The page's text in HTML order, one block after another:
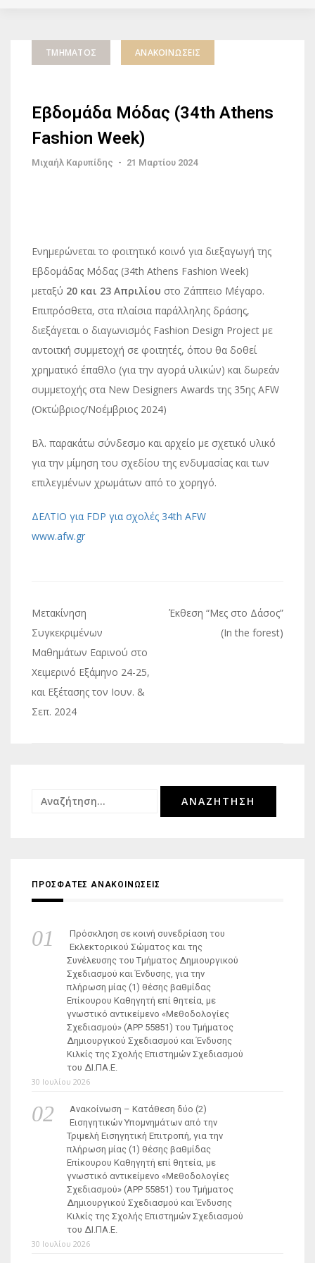
ΤΜΉΜΑΤΟΣ ΑΝΑΚΟΙΝΏΣΕΙΣ
Εβδομάδα Μόδας (34th Αthens
Fashion Week)
Μιχαήλ Καρυπίδης - 21 Μαρτίου 2024
Ενημερώνεται το φοιτητικό κοινό για διεξαγωγή της
Εβδομάδας Μόδας (34th Αthens Fashion Week)
μεταξύ 20 και 23 Απριλίου στο Ζάππειο Μέγαρο.
Επιπρόσθετα, στα πλαίσια παράλληλης δράσης,
διεξάγεται ο διαγωνισμός Fashion Design Project με
αντοιτκή συμμετοχή σε φοιτητές, όπου θα δοθεί
χρηματικό έπαθλο (για την αγορά υλικών) και δωρεάν
συμμετοχής στα New Designers Awards της 35ης AFW
(Οκτώβριος/Νοέμβριος 2024)
Βλ. παρακάτω σύνδεσμο και αρχείο με σχετικό υλικό
για την μίμηση του σχεδίου της ενδυμασίας και των
επιλεγμένων χρωμάτων από το χορηγό.
ΔΕΛΤΙΟ για FDP για σχολές 34th AFW
www.afw.gr
Πλοήγηση
άρθρων
Μετακίνηση
Συγκεκριμένων
Mαθημάτων Eαρινού στο
Xειμερινό Eξάμηνο 24-25,
και Εξέτασης τον Ιουν. &
Σεπ. 2024
Έκθεση “Μες στο Δάσος”
(In the forest)
Αναζήτηση
ΠΡΟΣΦΑΤΕΣ ΑΝΑΚΟΙΝΩΣΕΙΣ
Πρόσκληση σε κοινή συνεδρίαση του
Εκλεκτορικού Σώματος και της
Συνέλευσης του Τμήματος Δημιουργικού
Σχεδιασμού και Ένδυσης, για την
πλήρωση μίας (1) θέσης βαθμίδας
Επίκουρου Καθηγητή επί θητεία, με
γνωστικό αντικείμενο «Μεθοδολογίες
Σχεδιασμού» (ΑΡΡ 55851) του Τμήματος
Δημιουργικού Σχεδιασμού και Ένδυσης
Κιλκίς της Σχολής Επιστημών Σχεδιασμού
του ΔΙ.ΠΑ.Ε.
30 Ιουλίου 2026
Ανακοίνωση – Κατάθεση δύο (2)
Εισηγητικών Υπομνημάτων από την
Τριμελή Εισηγητική Επιτροπή, για την
πλήρωση μίας (1) θέσης βαθμίδας
Επίκουρου Καθηγητή επί θητεία, με
γνωστικό αντικείμενο «Μεθοδολογίες
Σχεδιασμού» (ΑΡΡ 55851) του Τμήματος
Δημιουργικού Σχεδιασμού και Ένδυσης
Κιλκίς της Σχολής Επιστημών Σχεδιασμού
του ΔΙ.ΠΑ.Ε.
30 Ιουλίου 2026